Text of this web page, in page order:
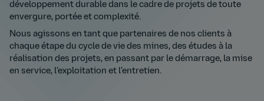
développement durable dans le cadre de projets de toute
envergure, portée et complexité.
Nous agissons en tant que partenaires de nos clients à
chaque étape du cycle de vie des mines, des études à la
réalisation des projets, en passant par le démarrage, la mise
en service, l’exploitation et l’entretien.